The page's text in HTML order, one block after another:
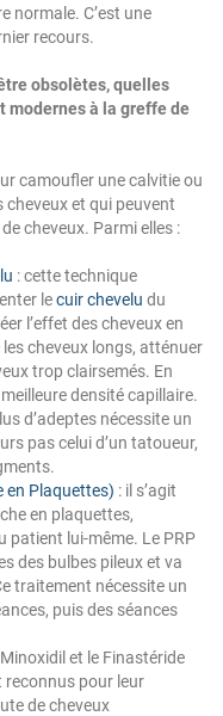
normale. C’est une
recours.
obsolètes, quelles
modernes à la greffe de
camoufler une calvitie ou
et qui peuvent
cheveux. Parmi elles :
: cette technique
lecuir chevelu du
l’effet des cheveux en
les cheveux longs, atténuer
trop clairsemés. En
densité capillaire.
d’adeptes nécessite un
pas celui d’un tatoueur,
en Plaquettes) : il s’agit
en plaquettes,
lui-même. Le PRP
des bulbes pileux et va
traitement nécessite un
puis des séances
Minoxidil et le Finastéride
reconnus pour leur
de cheveux